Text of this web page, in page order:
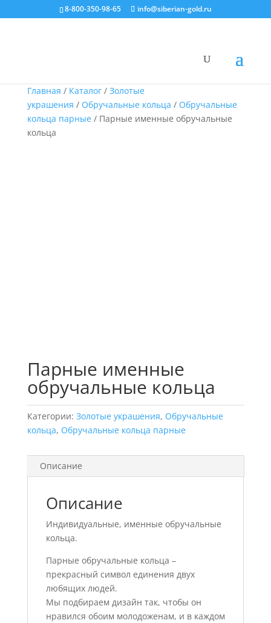
8-800-350-98-65 info@siberian-gold.ru
Главная / Каталог/ Золотые
украшения / Обручальные кольца / Обручальные
кольца парные/ Парные именные обручальные
кольца
Парные именные
обручальные кольца
Категории: Золотые украшения, Обручальные
кольца, Обручальные кольца парные
Описание
Описание
Индивидуальные, именные обручальные
кольца.
Парные обручальные кольца –
прекрасный символ единения двух
любящих людей.
Мы подбираем дизайн так, чтобы он
нравился обоим молодоженам, и в каждом